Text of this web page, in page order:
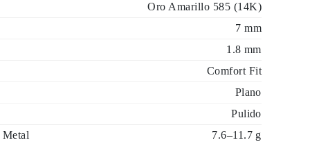
Oro Amarillo 585 (14K)
7 mm
1.8 mm
Comfort Fit
Plano
Pulido
Metal
7.6–11.7 g